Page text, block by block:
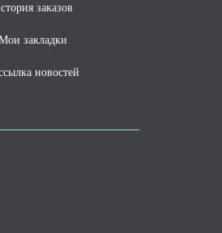
заказов
закладки
новостей